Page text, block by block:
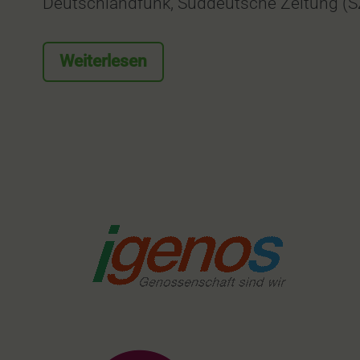
Weiterlesen